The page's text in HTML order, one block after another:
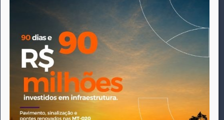
Canarana - MT, na época, como um jornal impresso semanal,
que chegou a possuir mil assinantes. Durante 15 anos, foram
publicadas 691 edições que narraram os acontecimentos
políticos, policiais e cotidianos de Canarana e região. Fiel a sua
origem, pautado sempre pela busca incessante da
imparcialidade, faz jus a sua logo, com o característico "avião
da praça" de Canarana, sendo o símbolo do
comprometimento deste veículo de comunicação com o
relato dos fatos neste município. Em 06 de dezembro de 2019
circulou a última edição impressa do jornal, que desde então
tem veiculação exclusivamente online.